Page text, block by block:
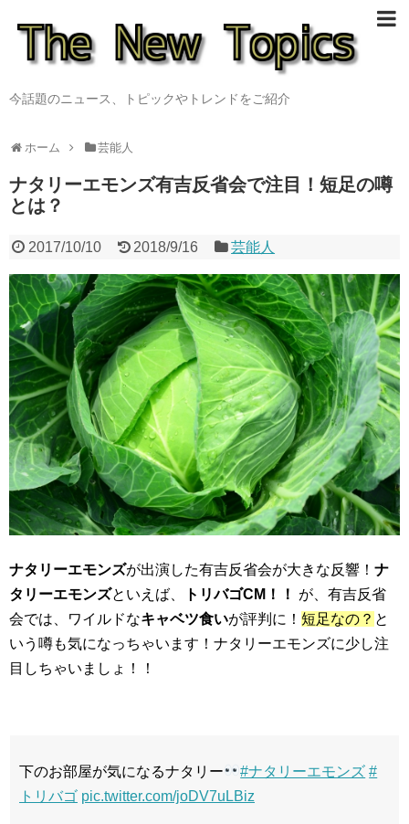
今話題のニュース、トピックやトレンドをご紹介
ホーム 芸能人
ナタリーエモンズ有吉反省会で注目！短足の噂
とは？
2017/10/10 2018/9/16 芸能人
ナタリーエモンズが出演した有吉反省会が大きな反響！ ナ
タリーエモンズといえば、 トリバゴCM！！ が、有吉反省
会では、ワイルドなキャベツ食いが評判に！ 短足なの？ と
いう噂も気になっちゃいます！ナタリーエモンズに少し注
目しちゃいましょ！！
下のお部屋が気になるナタリー #ナタリーエモンズ #
トリバゴ pic.twitter.com/joDV7uLBiz